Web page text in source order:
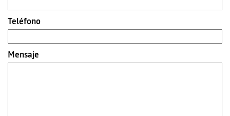
Teléfono
Mensaje